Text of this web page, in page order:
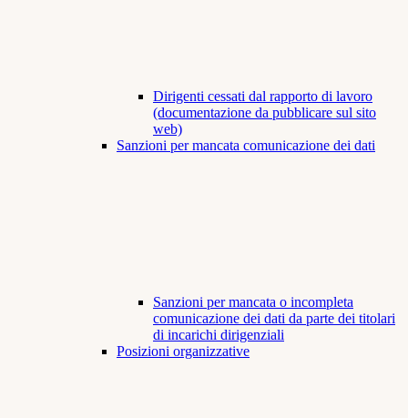
Dirigenti cessati dal rapporto di lavoro
(documentazione da pubblicare sul sito
web)
Sanzioni per mancata comunicazione dei dati
Sanzioni per mancata o incompleta
comunicazione dei dati da parte dei titolari
di incarichi dirigenziali
Posizioni organizzative